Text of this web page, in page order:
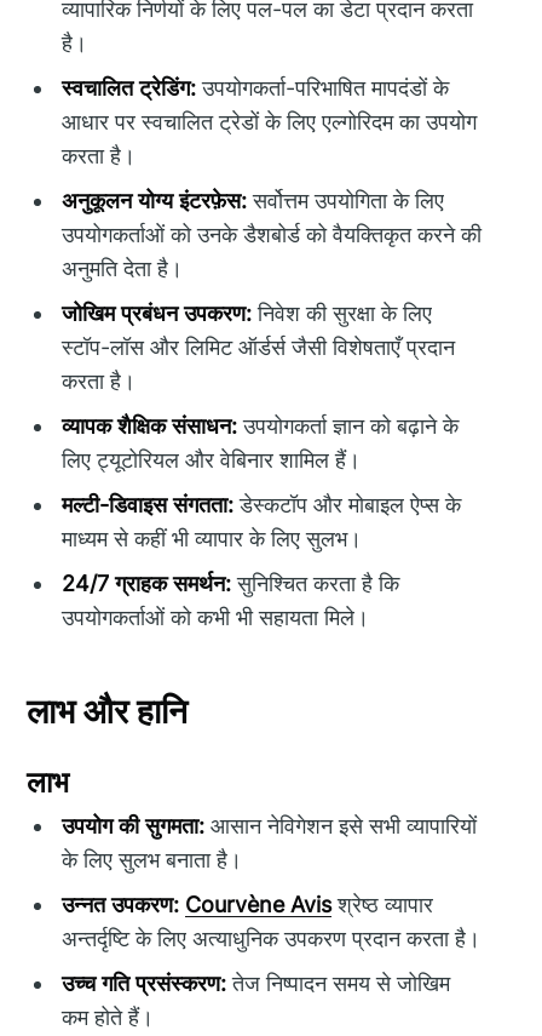
व्यापारिक निर्णयों के लिए पल-पल का डेटा प्रदान करता
है।
स्वचालित ट्रेडिंग:उपयोगकर्ता-परिभाषित मापदंडों के
आधार पर स्वचालित ट्रेडों के लिए एल्गोरिदम का उपयोग
करता है।
अनुकूलन योग्य इंटरफ़ेस:सर्वोत्तम उपयोगिता के लिए
उपयोगकर्ताओं को उनके डैशबोर्ड को वैयक्तिकृत करने की
अनुमति देता है।
जोखिम प्रबंधन उपकरण:निवेश की सुरक्षा के लिए
स्टॉप-लॉस और लिमिट ऑर्डर्स जैसी विशेषताएँ प्रदान
करता है।
व्यापक शैक्षिक संसाधन:उपयोगकर्ता ज्ञान को बढ़ाने के
लिए ट्यूटोरियल और वेबिनार शामिल हैं।
मल्टी-डिवाइस संगतता:डेस्कटॉप और मोबाइल ऐप्स के
माध्यम से कहीं भी व्यापार के लिए सुलभ।
24/7 ग्राहक समर्थन:सुनिश्चित करता है कि
उपयोगकर्ताओं को कभी भी सहायता मिले।
लाभ और हानि
लाभ
उपयोग की सुगमता: आसान नेविगेशन इसे सभी व्यापारियों
के लिए सुलभ बनाता है।
उन्नत उपकरण: Courvène Avisश्रेष्ठ व्यापार
अन्तर्दृष्टि के लिए अत्याधुनिक उपकरण प्रदान करता है।
उच्च गति प्रसंस्करण:तेज निष्पादन समय से जोखिम
कम होते हैं।